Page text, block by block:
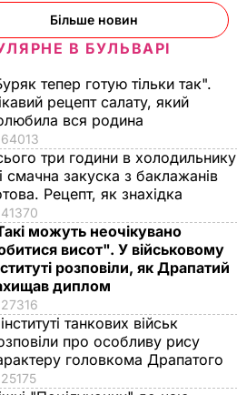
ЗМІ
Більше новин
В БУЛЬВАРІ
тепер готую тільки так".
рецепт салату, який
вся родина
64013
три години в холодильнику
смачна закуска з баклажанів
Рецепт, як знахідка
41370
можуть неочікувано
висот". У військовому
розповіли, як Драпатий
диплом
27316
танкових військ
про особливу рису
головкома Драпатого
25175